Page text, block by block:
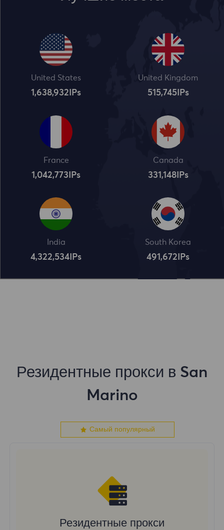
United States
1,638,932 IPs
United Kingdom
515,745IPs
France
1,042,773 IPs
Canada
331,148IPs
India
4,322,534 IPs
South Korea
491,672 IPs
Резидентные прокси в San
Marino
Самый популярный
Резидентные прокси